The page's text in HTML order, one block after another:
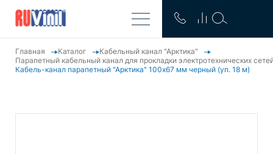
Главная Каталог
Кабельный канал "Арктика"
Парапетный кабельный канал для прокладки электротехнических
Кабель-канал парапетный "Арктика" 100х67 мм черный (уп. 18 м)